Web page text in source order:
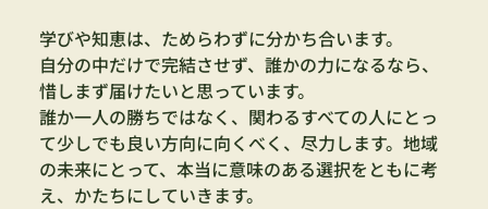
学びや知恵は、ためらわずに分かち合います。
自分の中だけで完結させず、誰かの力になるなら、
惜しまず届けたいと思っています。
誰か一人の勝ちではなく、関わるすべての人にとっ
て少しでも良い方向に向くべく、尽力します。地域
の未来にとって、本当に意味のある選択をともに考
え、かたちにしていきます。